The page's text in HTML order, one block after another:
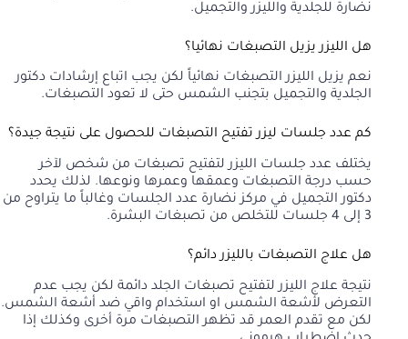
نضارة للجلدية والليزر والتجميل.
هل الليزر يزيل التصبغات نهائيا؟
نعم يزيل الليزر التصبغات نهائياً لكن يجب اتباع إرشادات دكتور
الجلدية والتجميل بتجنب الشمس حتى لا تعود التصبغات.
كم عدد جلسات ليزر تفتيح التصبغات للحصول على نتيجة جيدة؟
يختلف عدد جلسات الليزر لتفتيح تصبغات من شخص لآخر
حسب درجة التصبغات وعمقها وعمرها ونوعها. لذلك يحدد
دكتور التجميل في مركز نضارة عدد الجلسات وغالباً ما يتراوح من
3 إلى 4 جلسات للتخلص من تصبغات البشرة.
هل علاج التصبغات بالليزر دائم؟
نتيجة علاج الليزر لتفتيح تصبغات الجلد دائمة لكن يجب عدم
التعرض لأشعة الشمس او استخدام واقي ضد أشعة الشمس.
لكن مع تقدم العمر قد تظهر التصبغات مرة أخرى وكذلك إذا